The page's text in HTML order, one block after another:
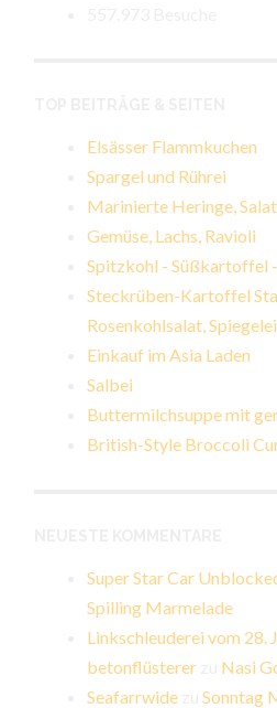
Elsässer Flammkuchen
Spargel und Rührei
Marinierte Heringe,
Gemüse, Lachs, Ravioli
Spitzkohl - Süßkartoffel
Steckrüben-Kartoffel
Rosenkohlsalat,
Einkauf im Asia Laden
Salbei
Buttermilchsuppe mit
British-Style Broccoli
Super Star Car
Spilling Marmelade
Linkschleuderei vom 28.
betonflüsterer
Nasi
Seafarrwide zuSonntag